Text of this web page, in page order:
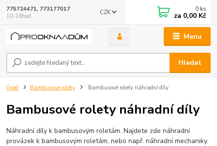
Menu
CZK
Hledat
775724471, 773177017
10-18hod
0 ks
za 0,00 Kč
Úvod Bambusové rolety Bambusové rolety náhradní díly
Bambusové rolety náhradní díly
Náhradní díly k bambusovým roletám. Najdete zde náhradní
provázek k bambusovým roletám, nebo např. náhradní mechaniky.